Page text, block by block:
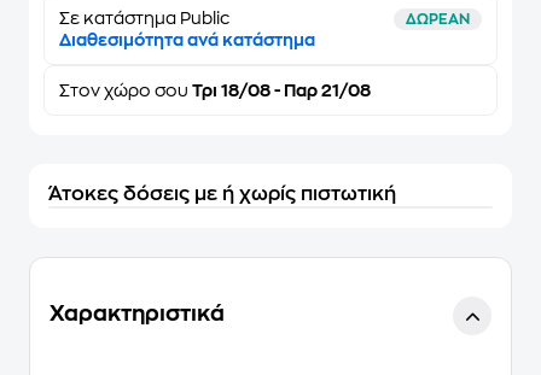
Σε κατάστημα Public ΔΩΡΕΑΝ
Διαθεσιμότητα ανά κατάστημα
Στον χώρο σου Τρι 18/08 - Παρ 21/08
Άτοκες δόσεις με ή χωρίς πιστωτική
Χαρακτηριστικά